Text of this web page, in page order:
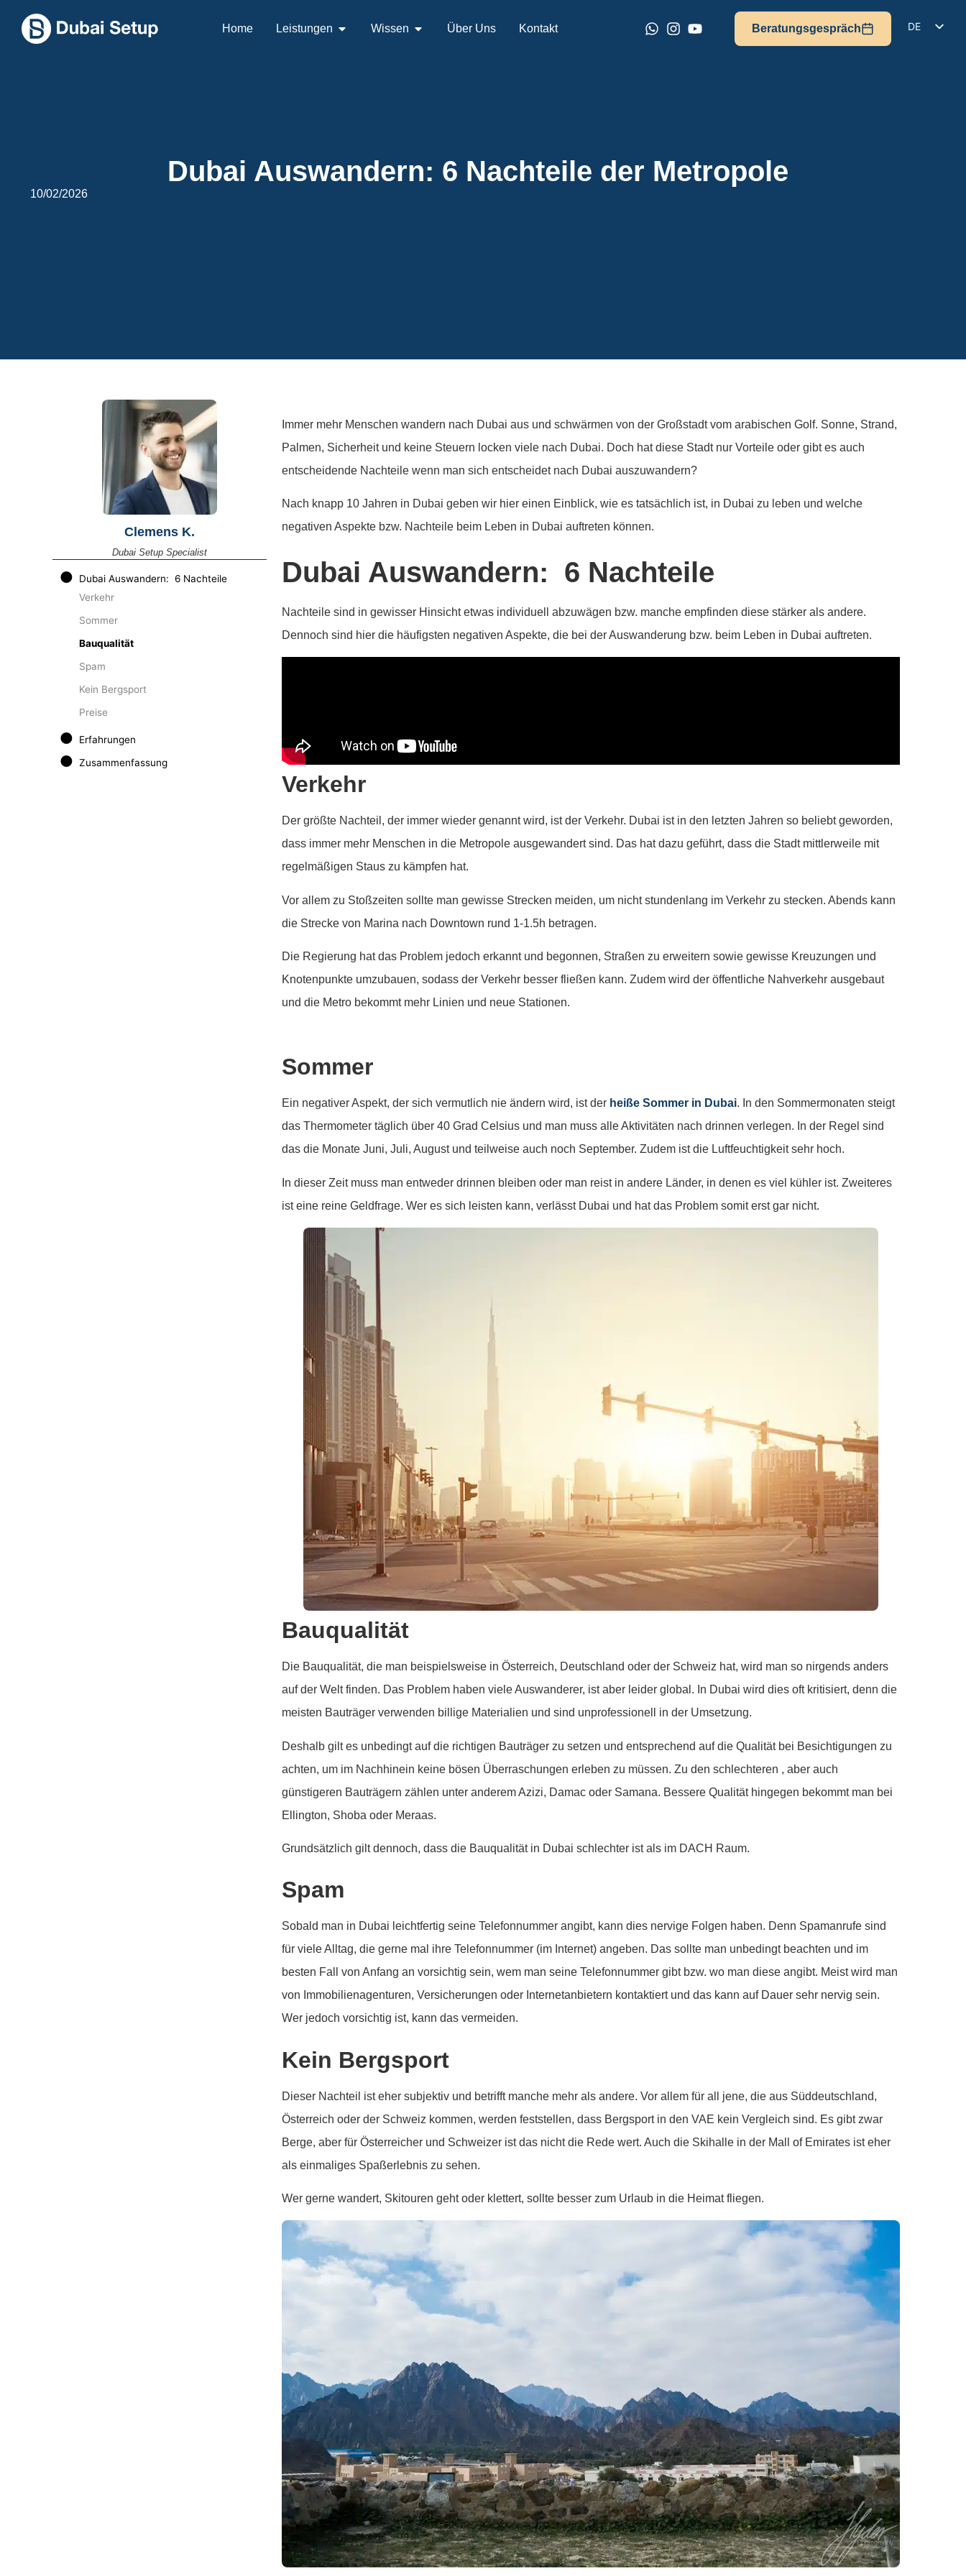
Home Leistungen Wissen Über Uns Kontakt Beratungsgespräch
DE
Dubai Auswandern: 6 Nachteile der Metropole
10/02/2026
Clemens K.
Dubai Setup Specialist
Dubai Auswandern: 6 Nachteile
Verkehr
Sommer
Bauqualität
Spam
Kein Bergsport
Preise
Erfahrungen
Zusammenfassung
Immer mehr Menschen wandern nach Dubai aus und schwärmen von der Großstadt vom arabischen Golf. Sonne, Strand,
Palmen, Sicherheit und keine Steuern locken viele nach Dubai. Doch hat diese Stadt nur Vorteile oder gibt es auch
entscheidende Nachteile wenn man sich entscheidet nach Dubai auszuwandern?
Nach knapp 10 Jahren in Dubai geben wir hier einen Einblick, wie es tatsächlich ist, in Dubai zu leben und welche
negativen Aspekte bzw. Nachteile beim Leben in Dubai auftreten können.
Dubai Auswandern: 6 Nachteile
Nachteile sind in gewisser Hinsicht etwas individuell abzuwägen bzw. manche empfinden diese stärker als andere.
Dennoch sind hier die häufigsten negativen Aspekte, die bei der Auswanderung bzw. beim Leben in Dubai auftreten.
Verkehr
Der größte Nachteil, der immer wieder genannt wird, ist der Verkehr. Dubai ist in den letzten Jahren so beliebt geworden,
dass immer mehr Menschen in die Metropole ausgewandert sind. Das hat dazu geführt, dass die Stadt mittlerweile mit
regelmäßigen Staus zu kämpfen hat.
Vor allem zu Stoßzeiten sollte man gewisse Strecken meiden, um nicht stundenlang im Verkehr zu stecken. Abends kann
die Strecke von Marina nach Downtown rund 1-1.5h betragen.
Die Regierung hat das Problem jedoch erkannt und begonnen, Straßen zu erweitern sowie gewisse Kreuzungen und
Knotenpunkte umzubauen, sodass der Verkehr besser fließen kann. Zudem wird der öffentliche Nahverkehr ausgebaut
und die Metro bekommt mehr Linien und neue Stationen.
Sommer
Ein negativer Aspekt, der sich vermutlich nie ändern wird, ist der heiße Sommer in Dubai. In den Sommermonaten steigt
das Thermometer täglich über 40 Grad Celsius und man muss alle Aktivitäten nach drinnen verlegen. In der Regel sind
das die Monate Juni, Juli, August und teilweise auch noch September. Zudem ist die Luftfeuchtigkeit sehr hoch.
In dieser Zeit muss man entweder drinnen bleiben oder man reist in andere Länder, in denen es viel kühler ist. Zweiteres
ist eine reine Geldfrage. Wer es sich leisten kann, verlässt Dubai und hat das Problem somit erst gar nicht.
Bauqualität
Die Bauqualität, die man beispielsweise in Österreich, Deutschland oder der Schweiz hat, wird man so nirgends anders
auf der Welt finden. Das Problem haben viele Auswanderer, ist aber leider global. In Dubai wird dies oft kritisiert, denn die
meisten Bauträger verwenden billige Materialien und sind unprofessionell in der Umsetzung.
Deshalb gilt es unbedingt auf die richtigen Bauträger zu setzen und entsprechend auf die Qualität bei Besichtigungen zu
achten, um im Nachhinein keine bösen Überraschungen erleben zu müssen. Zu den schlechteren , aber auch
günstigeren Bauträgern zählen unter anderem Azizi, Damac oder Samana. Bessere Qualität hingegen bekommt man bei
Ellington, Shoba oder Meraas.
Grundsätzlich gilt dennoch, dass die Bauqualität in Dubai schlechter ist als im DACH Raum.
Spam
Sobald man in Dubai leichtfertig seine Telefonnummer angibt, kann dies nervige Folgen haben. Denn Spamanrufe sind
für viele Alltag, die gerne mal ihre Telefonnummer (im Internet) angeben. Das sollte man unbedingt beachten und im
besten Fall von Anfang an vorsichtig sein, wem man seine Telefonnummer gibt bzw. wo man diese angibt. Meist wird man
von Immobilienagenturen, Versicherungen oder Internetanbietern kontaktiert und das kann auf Dauer sehr nervig sein.
Wer jedoch vorsichtig ist, kann das vermeiden.
Kein Bergsport
Dieser Nachteil ist eher subjektiv und betrifft manche mehr als andere. Vor allem für all jene, die aus Süddeutschland,
Österreich oder der Schweiz kommen, werden feststellen, dass Bergsport in den VAE kein Vergleich sind. Es gibt zwar
Berge, aber für Österreicher und Schweizer ist das nicht die Rede wert. Auch die Skihalle in der Mall of Emirates ist eher
als einmaliges Spaßerlebnis zu sehen.
Wer gerne wandert, Skitouren geht oder klettert, sollte besser zum Urlaub in die Heimat fliegen.